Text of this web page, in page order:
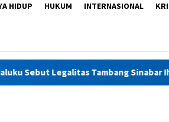
HIDUP HUKUM INTERNASIONAL
Tambang Sinabar Iha Perlu Kajian